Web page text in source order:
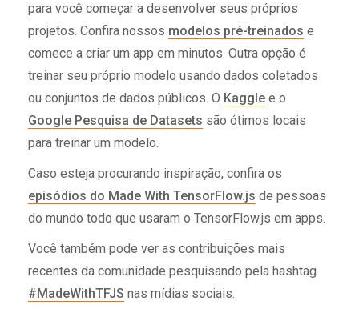
para você começar a desenvolver seus próprios
projetos. Confira nossos modelos pré-treinados e
comece a criar um app em minutos. Outra opção é
treinar seu próprio modelo usando dados coletados
ou conjuntos de dados públicos. O Kaggle e o
Google Pesquisa de Datasets são ótimos locais
para treinar um modelo.
Caso esteja procurando inspiração, confira os
episódios do Made With TensorFlow.js de pessoas
do mundo todo que usaram o TensorFlow.js em apps.
Você também pode ver as contribuições mais
recentes da comunidade pesquisando pela hashtag
#MadeWithTFJS nas mídias sociais.